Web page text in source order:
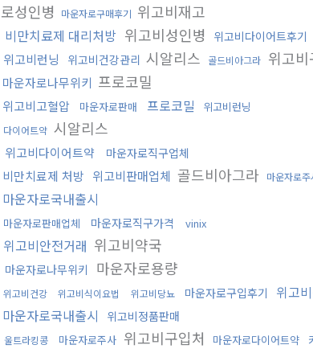
로성인병
마운자로구매후기 위고비재고
비만치료제 대리처방 위고비성인병 위고비다이어트후기
위고비런닝 위고비건강관리 시알리스 골드비아그라 위고
마운자로나무위키 프로코밀
위고비고혈압 마운자로판매 프로코밀 위고비런닝
다이어트약 시알리스
위고비다이어트약 마운자로직구업체
비만치료제 처방 위고비판매업체 골드비아그라 마운자로주
마운자로국내출시
마운자로판매업체 마운자로직구가격 vinix
위고비안전거래 위고비약국
마운자로나무위키 마운자로용량
위고비건강 위고비식이요법 위고비당뇨 마운자로구입후기 위고
마운자로국내출시 위고비정품판매
울트라킹콩 마운자로주사 위고비구입처 마운자로다이어트약